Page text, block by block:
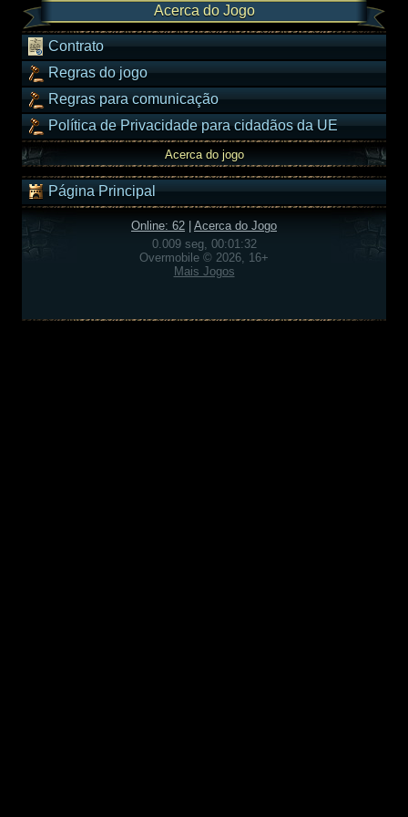
Acerca do Jogo
Contrato
Regras do jogo
Regras para comunicação
Política de Privacidade para cidadãos da UE
Acerca do jogo
Página Principal
Online: 62
Acerca do Jogo
0.009 seg, 00:01:32
Overmobile © 2026, 16+
Mais Jogos